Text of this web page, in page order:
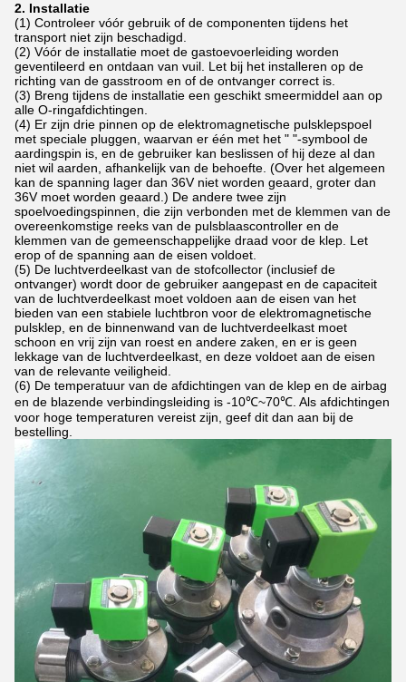
2. Installatie
(1) Controleer vóór gebruik of de componenten tijdens het
transport niet zijn beschadigd.
(2) Vóór de installatie moet de gastoevoerleiding worden
geventileerd en ontdaan van vuil. Let bij het installeren op de
richting van de gasstroom en of de ontvanger correct is.
(3) Breng tijdens de installatie een geschikt smeermiddel aan op
alle O-ringafdichtingen.
(4) Er zijn drie pinnen op de elektromagnetische pulsklepspoel
met speciale pluggen, waarvan er één met het " "-symbool de
aardingspin is, en de gebruiker kan beslissen of hij deze al dan
niet wil aarden, afhankelijk van de behoefte. (Over het algemeen
kan de spanning lager dan 36V niet worden geaard, groter dan
36V moet worden geaard.) De andere twee zijn
spoelvoedingspinnen, die zijn verbonden met de klemmen van de
overeenkomstige reeks van de pulsblaascontroller en de
klemmen van de gemeenschappelijke draad voor de klep. Let
erop of de spanning aan de eisen voldoet.
(5) De luchtverdeelkast van de stofcollector (inclusief de
ontvanger) wordt door de gebruiker aangepast en de capaciteit
van de luchtverdeelkast moet voldoen aan de eisen van het
bieden van een stabiele luchtbron voor de elektromagnetische
pulsklep, en de binnenwand van de luchtverdeelkast moet
schoon en vrij zijn van roest en andere zaken, en er is geen
lekkage van de luchtverdeelkast, en deze voldoet aan de eisen
van de relevante veiligheid.
(6) De temperatuur van de afdichtingen van de klep en de airbag
en de blazende verbindingsleiding is -10℃~70℃. Als afdichtingen
voor hoge temperaturen vereist zijn, geef dit dan aan bij de
bestelling.